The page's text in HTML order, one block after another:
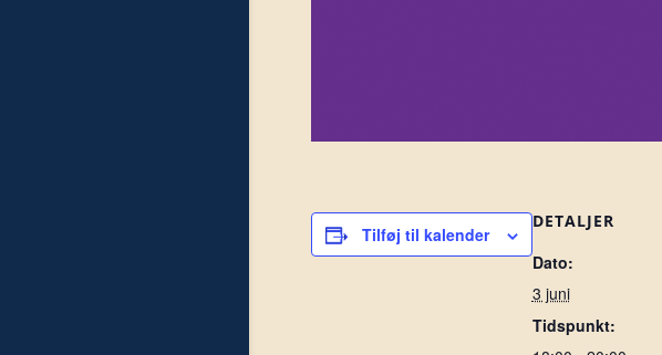
Tilføj til kalender
DETALJER
Dato:
3 juni
Tidspunkt: